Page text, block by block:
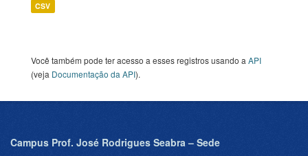
CSV
Você também pode ter acesso a esses registros usando a API
(veja Documentação da API).
Campus Prof. José Rodrigues Seabra – Sede